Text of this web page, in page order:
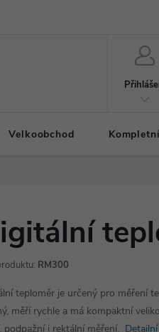
Velkoobchod
RM300
teploměr je určený pro měření
měří rychle a má kompaktní
podpažní i rektální měření.